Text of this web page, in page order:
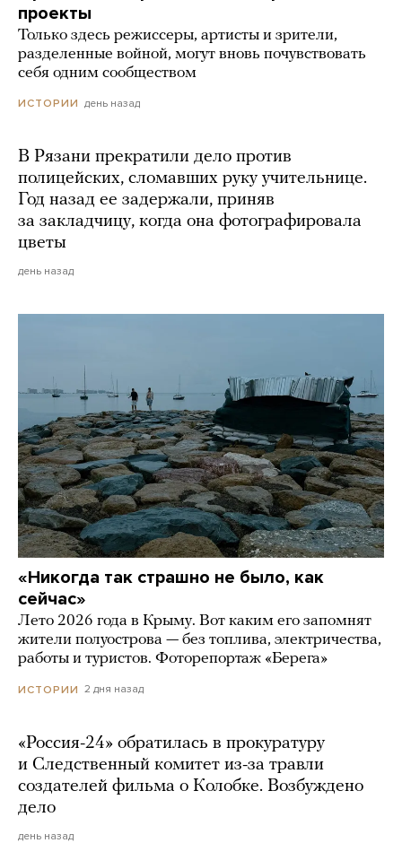
проекты
Только здесь режиссеры, артисты и зрители,
разделенные войной, могут вновь почувствовать
себя одним сообществом
ИСТОРИИ день назад
В Рязани прекратили дело против
полицейских, сломавших руку учительнице.
Год назад ее задержали, приняв
за закладчицу, когда она фотографировала
цветы
день назад
«Никогда так страшно не было, как
сейчас»
Лето 2026 года в Крыму. Вот каким его запомнят
жители полуострова — без топлива, электричества,
работы и туристов. Фоторепортаж «Берега»
ИСТОРИИ 2 дня назад
«Россия-24» обратилась в прокуратуру
и Следственный комитет из-за травли
создателей фильма о Колобке. Возбуждено
дело
день назад